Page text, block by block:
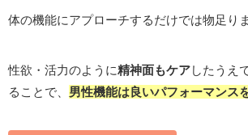
体の機能にアプローチするだけでは物足り
性欲・活力のように精神面もケアしたうえ
ることで、 男性機能は良いパフォーマンス